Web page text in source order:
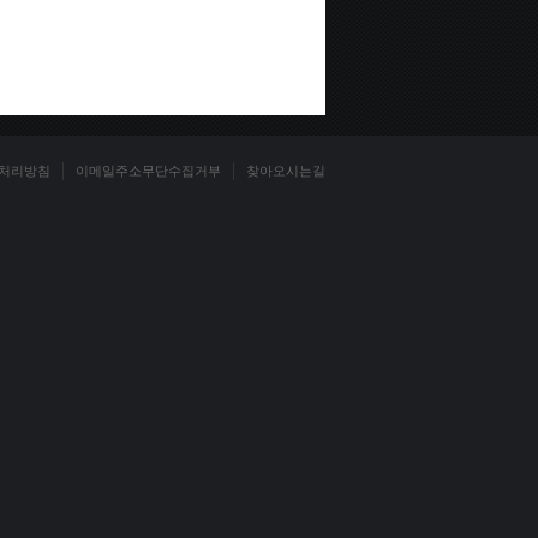
리방침 이메일주소무단수집거부 찾아오시는길